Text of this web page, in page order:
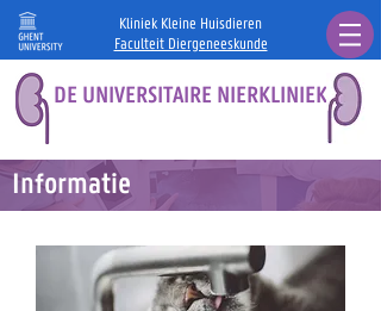
Kliniek Kleine Huisdieren
Faculteit Diergeneeskunde
DE UNIVERSITAIRE NIERKLINIEK
Informatie